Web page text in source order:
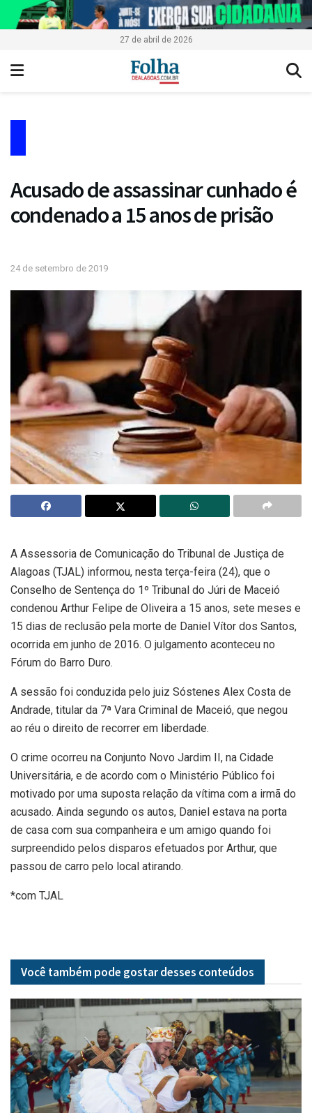
27 de abril de 2026
Acusado de assassinar cunhado é
condenado a 15 anos de prisão
24 de setembro de 2019
A Assessoria de Comunicação do Tribunal de Justiça de
Alagoas (TJAL) informou, nesta terça-feira (24), que o
Conselho de Sentença do 1º Tribunal do Júri de Maceió
condenou Arthur Felipe de Oliveira a 15 anos, sete meses e
15 dias de reclusão pela morte de Daniel Vítor dos Santos,
ocorrida em junho de 2016. O julgamento aconteceu no
Fórum do Barro Duro.
A sessão foi conduzida pelo juiz Sóstenes Alex Costa de
Andrade, titular da 7ª Vara Criminal de Maceió, que negou
ao réu o direito de recorrer em liberdade.
O crime ocorreu na Conjunto Novo Jardim II, na Cidade
Universitária, e de acordo com o Ministério Público foi
motivado por uma suposta relação da vítima com a irmã do
acusado. Ainda segundo os autos, Daniel estava na porta
de casa com sua companheira e um amigo quando foi
surpreendido pelos disparos efetuados por Arthur, que
passou de carro pelo local atirando.
*com TJAL
Você também pode gostar desses conteúdos